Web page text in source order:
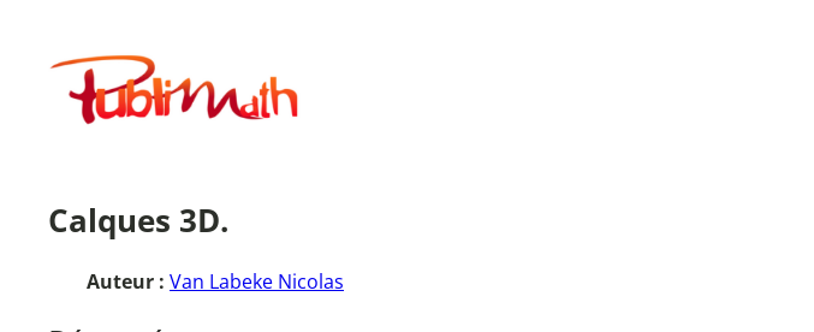
contenuPublimath
Calques 3D.
Auteur : Van Labeke Nicolas